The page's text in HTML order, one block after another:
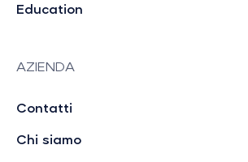
Education
AZIENDA
Contatti
Chi siamo